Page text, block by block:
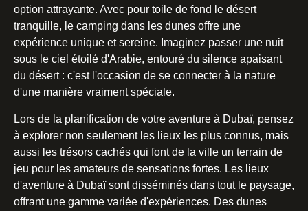
option attrayante. Avec pour toile de fond le désert
tranquille, le camping dans les dunes offre une
expérience unique et sereine. Imaginez passer une nuit
sous le ciel étoilé d'Arabie, entouré du silence apaisant
du désert : c'est l'occasion de se connecter à la nature
d'une manière vraiment spéciale.
Lors de la planification de votre aventure à Dubaï, pensez
à explorer non seulement les lieux les plus connus, mais
aussi les trésors cachés qui font de la ville un terrain de
jeu pour les amateurs de sensations fortes. Les lieux
d'aventure à Dubaï sont disséminés dans tout le paysage,
offrant une gamme variée d'expériences. Des dunes